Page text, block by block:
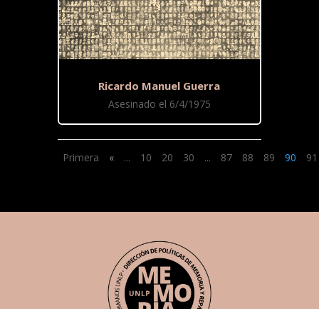
Ricardo Manuel Guerra
Asesinado el 6/4/1975
Primera « ... 10 20 30 ... 87 88 89 90 91